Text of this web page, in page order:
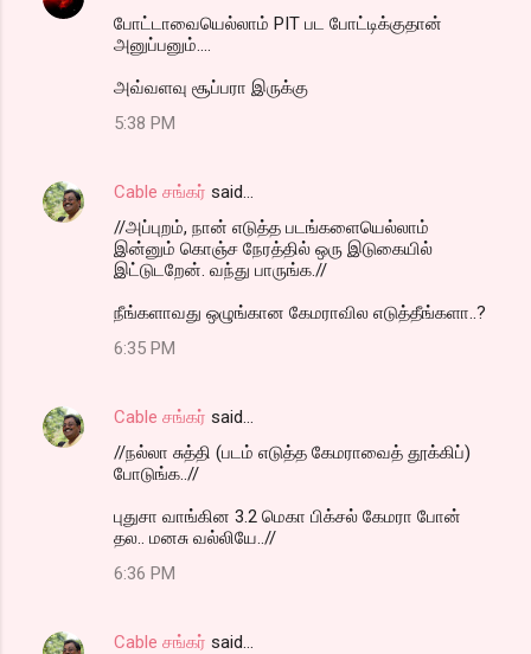
போட்டாவையெல்லாம் PIT பட போட்டிக்குதான்
அனுப்பனும்....
அவ்வளவு சூப்பரா இருக்கு
5:38 PM
Cable சங்கர் said…
//அப்புறம், நான் எடுத்த படங்களையெல்லாம்
இன்னும் கொஞ்ச நேரத்தில் ஒரு இடுகையில்
இட்டுடறேன். வந்து பாருங்க.//
நீங்களாவது ஒழுங்கான கேமராவில எடுத்தீங்களா..?
6:35 PM
Cable சங்கர் said…
//நல்லா சுத்தி (படம் எடுத்த கேமராவைத் தூக்கிப்)
போடுங்க..//
புதுசா வாங்கின 3.2 மெகா பிக்சல் கேமரா போன்
தல.. மனசு வல்லியே..//
6:36 PM
Cable சங்கர் said…